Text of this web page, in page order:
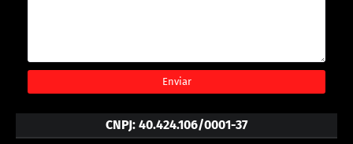
CNPJ: 40.424.106/0001-37